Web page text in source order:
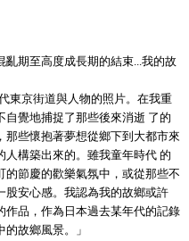
亂期至高度成長期的結束...我的故
東京街道與人物的照片。在我重
覺地捕捉了那些後來消逝 了的
些懷抱著夢想從鄉下到大都市來
構築出來的。雖我童年時代 的
節慶的歡樂氣氛中，或從那些不
股安心感。我認為我的故鄉或許
作品，作為日本過去某年代的記錄
故鄉風景。」